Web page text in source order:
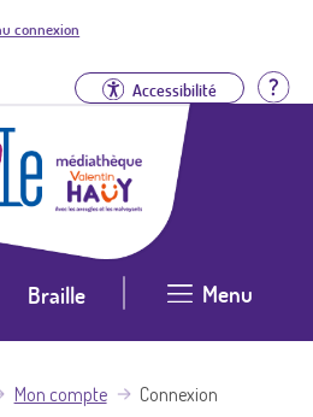
connexion
Accessibilité
Braille Menu
Mon compte Connexion